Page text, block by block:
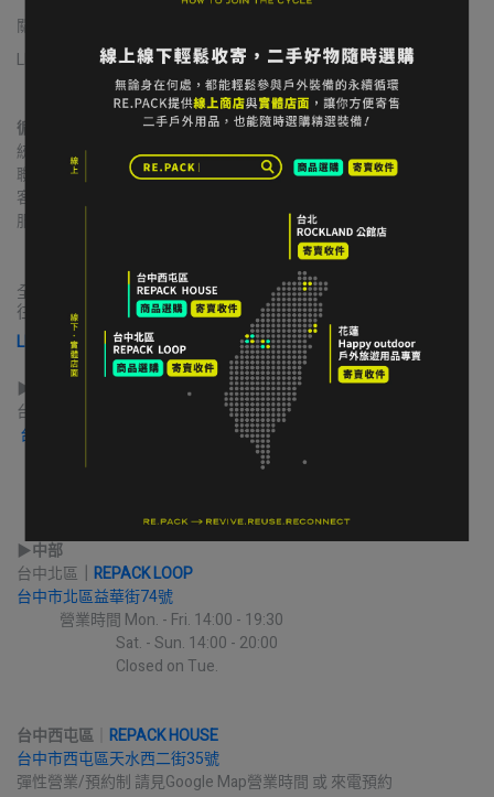
關於我們
LINE 寄售諮詢
循環者商行
統一編號｜60806271
聯絡地址｜台中市北區益華街74號
客服信箱｜contact@re-pack.co
服務時間｜Mon. - Fri 14:00 - 19:00
全國合作實體收件店點｜請先完成LINE線上寄售確認流程再前
往送件
LINE 寄售諮詢 & 開始寄售送件
▶︎
台北｜
台北市大安區新生南路三段94巷5號
營業時間 Mon. - Sat. 12:30 - 21:30
▶︎中部
台中北區
REPACK LOOP
台中市北區益華街74號
營業時間 Mon. - Fri. 14:00 - 19:30
Sat. - Sun. 14:00 - 20:00
Closed on Tue.
台中西屯區
REPACK HOUSE
台中市西屯區天水西二街35號
彈性營業/預約制 請見Google Map營業時間 或 來電預約